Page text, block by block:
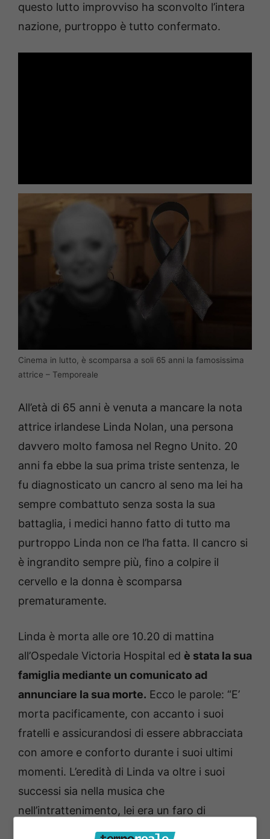
questo lutto improvviso ha sconvolto l’intera
nazione, purtroppo è tutto confermato.
Cinema in lutto, è scomparsa a soli 65 anni la famosissima
attrice – Temporeale
All’età di 65 anni è venuta a mancare la nota
attrice irlandese Linda Nolan, una persona
davvero molto famosa nel Regno Unito. 20
anni fa ebbe la sua prima triste sentenza, le
fu diagnosticato un cancro al seno ma lei ha
sempre combattuto senza sosta la sua
battaglia, i medici hanno fatto di tutto ma
purtroppo Linda non ce l’ha fatta. Il cancro si
è ingrandito sempre più, fino a colpire il
cervello e la donna è scomparsa
prematuramente.
Linda è morta alle ore 10.20 di mattina
all’Ospedale Victoria Hospital ed è stata la sua
famiglia mediante un comunicato ad
annunciare la sua morte. Ecco le parole: “E’
morta pacificamente, con accanto i suoi
fratelli e assicurandosi di essere abbracciata
con amore e conforto durante i suoi ultimi
momenti. L’eredità di Linda va oltre i suoi
successi sia nella musica che
nell’intrattenimento, lei era un faro di
speranza e resilienza”. Il comunicato si